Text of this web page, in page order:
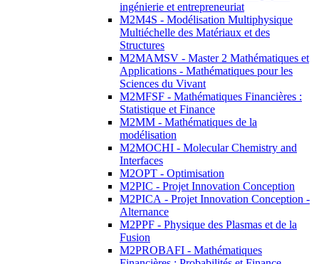
ingénierie et entrepreneuriat
M2M4S - Modélisation Multiphysique
Multiéchelle des Matériaux et des
Structures
M2MAMSV - Master 2 Mathématiques et
Applications - Mathématiques pour les
Sciences du Vivant
M2MFSF - Mathématiques Financières :
Statistique et Finance
M2MM - Mathématiques de la
modélisation
M2MOCHI - Molecular Chemistry and
Interfaces
M2OPT - Optimisation
M2PIC - Projet Innovation Conception
M2PICA - Projet Innovation Conception -
Alternance
M2PPF - Physique des Plasmas et de la
Fusion
M2PROBAFI - Mathématiques